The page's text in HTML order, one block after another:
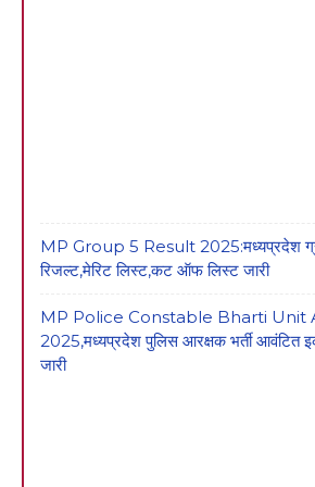
MP Group 5 Result 2025:मध्यप्रदेश ग्रुप
रिजल्ट,मेरिट लिस्ट,कट ऑफ लिस्ट जारी
MP Police Constable Bharti
2025,मध्यप्रदेश पुलिस आरक्षक भर्ती आवंटित
जारी